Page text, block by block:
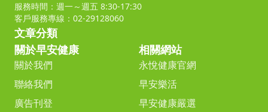
服務時間：週一～週五 8:30-17:30
客戶服務專線：02-29128060
文章分類
關於早安健康
關於我們
聯絡我們
廣告刊登
相關網站
永悅健康官網
早安樂活
早安健康嚴選